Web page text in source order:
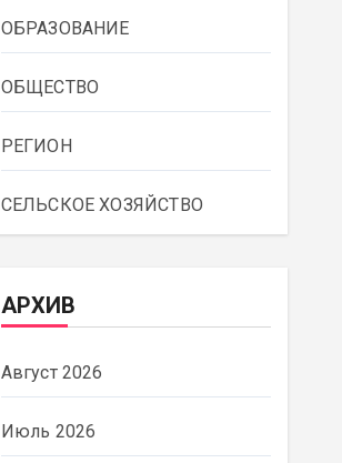
ОБРАЗОВАНИЕ
ОБЩЕСТВО
РЕГИОН
СЕЛЬСКОЕ ХОЗЯЙСТВО
АРХИВ
Август 2026
Июль 2026